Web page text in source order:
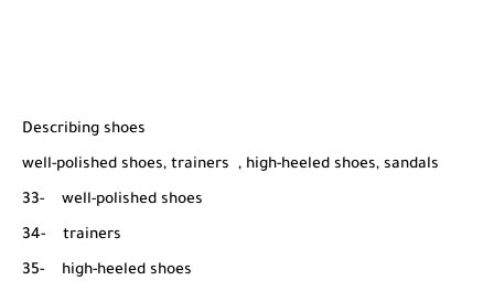
Describing shoes
well-polished shoes, trainers , high-heeled shoes, sandals
33- well-polished shoes
34- trainers
35- high-heeled shoes